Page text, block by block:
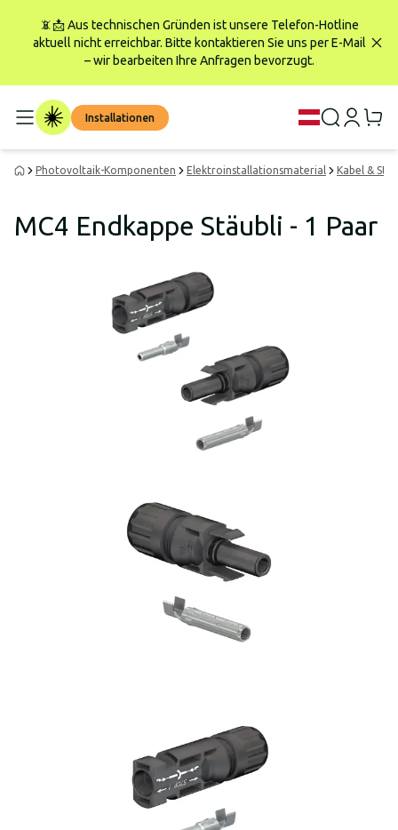
📵📩 Aus technischen Gründen ist unsere Telefon-Hotline
aktuell nicht erreichbar. Bitte kontaktieren Sie uns per E-Mail
– wir bearbeiten Ihre Anfragen bevorzugt.
Installationen
Photovoltaik-Komponenten Elektroinstallationsmaterial Kabel &
MC4 Endkappe Stäubli - 1 Paar